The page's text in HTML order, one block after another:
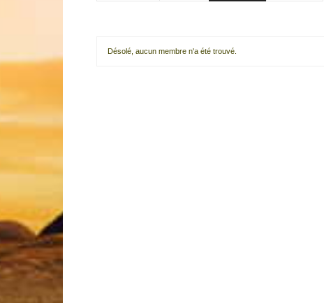
Désolé, aucun membre n'a été trouvé.